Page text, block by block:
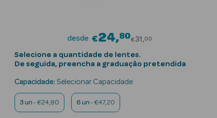
Beauty Season
Beauty Season
Maquilhagem
desde €24 80Price reduced
€31 00
Selecione a quantidade de lentes.
De seguida, preencha a graduação pretendida
Capacidade: Selecionar Capacidade
3 un - €24,80 6 un - €47,20